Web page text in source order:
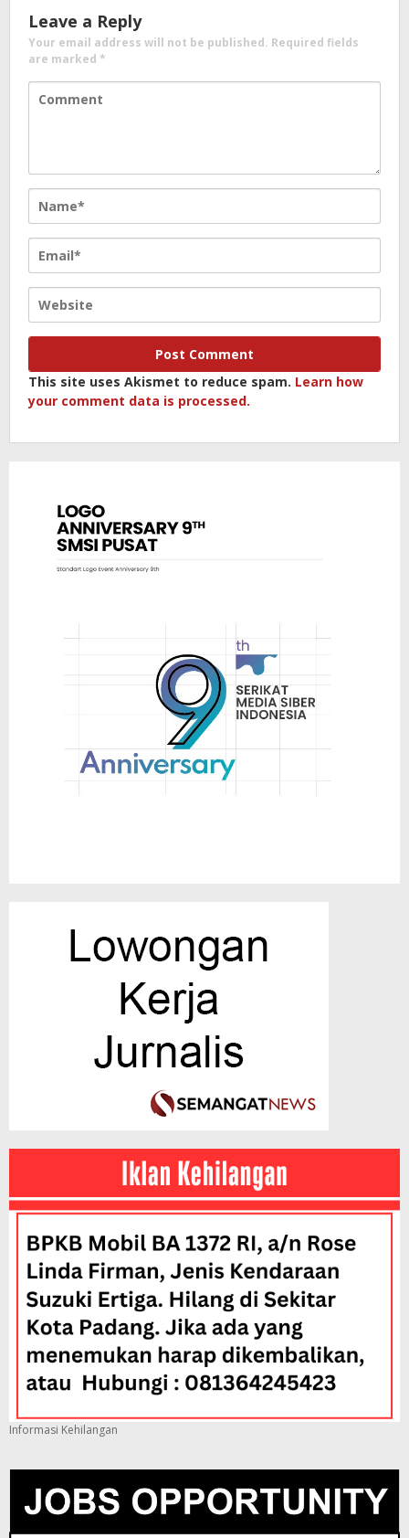
Leave a Reply
Your email address will not be published. Required fields
are marked *
This site uses Akismet to reduce spam. Learn how
your comment data is processed.
Informasi Kehilangan